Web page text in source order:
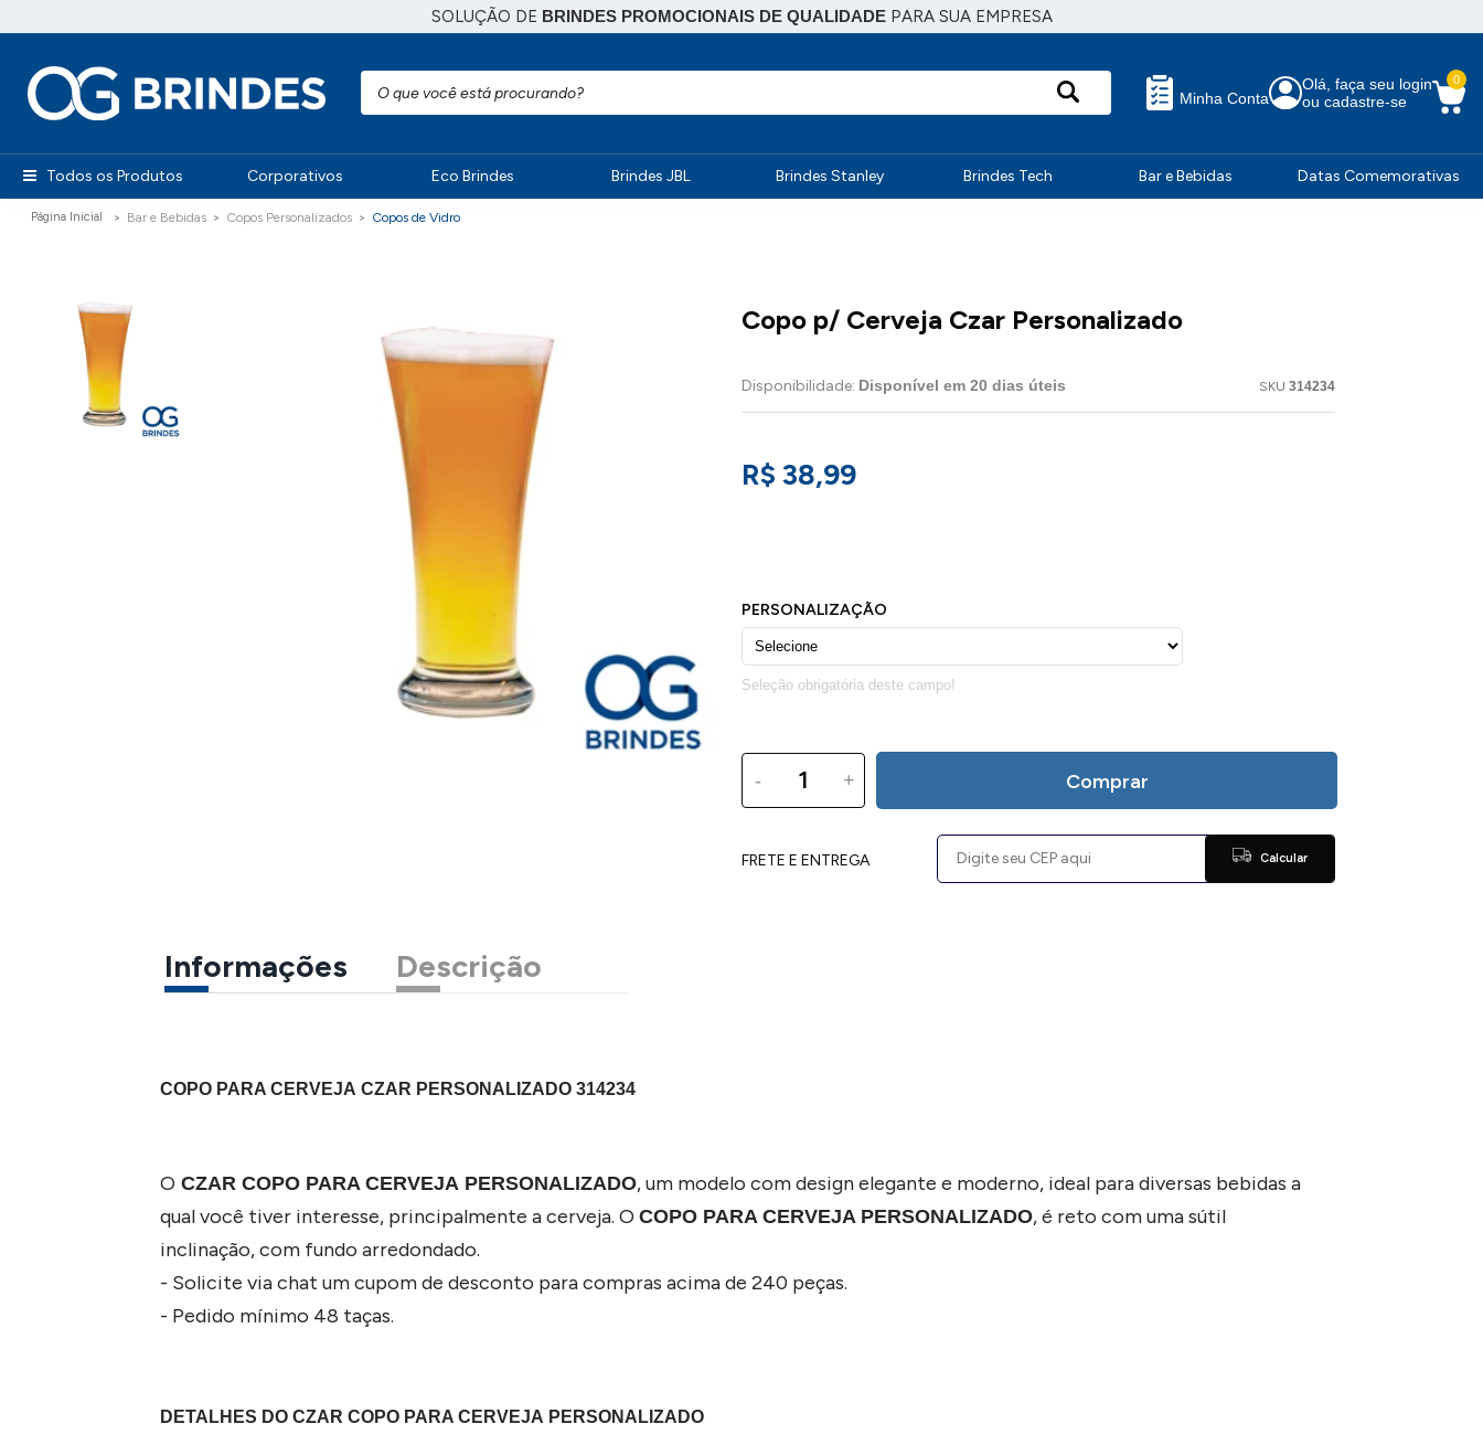
SOLUÇÃO DE BRINDES PROMOCIONAIS DE QUALIDADEPARA SUA EMPRESA
Minha Conta
Olá, faça seu login
ou cadastre-se
0
Todos os Produtos Corporativos Eco Brindes Brindes JBL Brindes Stanley Brindes Tech Bar e Bebidas Datas Comemorativas
Bar e Bebidas Copos Personalizados Copos de Vidro
Copo p/ Cerveja Czar Personalizado
Disponibilidade: Disponível em 20 dias úteis SKU 314234
R$ 38,99
- + Comprar
FRETE E ENTREGA Calcular
Informações Descrição
COPO PARA CERVEJA CZAR PERSONALIZADO 314234
O CZAR COPO PARA CERVEJA PERSONALIZADO, um modelo com design elegante e moderno, ideal para diversas bebidas a
qual você tiver interesse, principalmente a cerveja. OCOPO PARA CERVEJA PERSONALIZADO, é reto com uma sútil
inclinação, com fundo arredondado.
- Solicite via chat um cupom de desconto para compras acima de 240 peças.
- Pedido mínimo 48 taças.
DETALHES DO CZAR COPO PARA CERVEJA PERSONALIZADO